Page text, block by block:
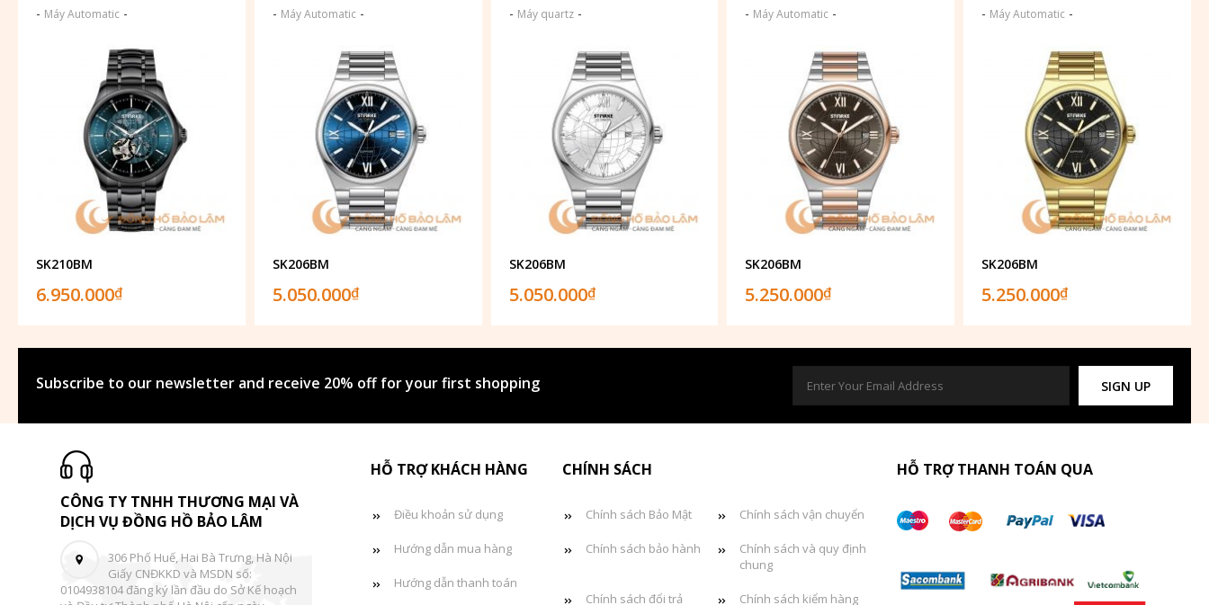
- Máy Automatic -
SK210BM
6.950.000₫
- Máy Automatic-
SK206BM
5.050.000₫
- Máy quartz-
SK206BM
5.050.000₫
- Máy Automatic -
SK206BM
5.250.000₫
- Máy Automatic -
SK206BM
5.250.000₫
Subscribe to our newsletter and receive 20% off for your first shopping SIGN UP
CÔNG TY TNHH THƯƠNG MẠI VÀ
DỊCH VỤ ĐỒNG HỒ BẢO LÂM
306 Phố Huế, Hai Bà Trưng, Hà Nội
Giấy CNĐKKD và MSDN số:
0104938104 đăng ký lần đầu do Sở Kế hoạch
HỖ TRỢ KHÁCH HÀNG
Điều khoản sử dụng
Hướng dẫn mua hàng
Hướng dẫn thanh toán
CHÍNH SÁCH
Chính sách Bảo Mật Chính sách vận chuyển
Chính sách bảo hành
Chính sách và quy định
chung
Chính sách đổi trả Chính sách kiểm hàng
HỖ TRỢ THANH TOÁN QUA